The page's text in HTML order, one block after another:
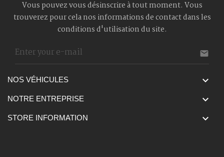
Vous pouvez vous désinscrire à tout moment. Vous
trouverez pour cela nos informations de contact dans les
conditions d'utilisation du site.

NOS VÉHICULES 
NOTRE ENTREPRISE 
STORE INFORMATION 